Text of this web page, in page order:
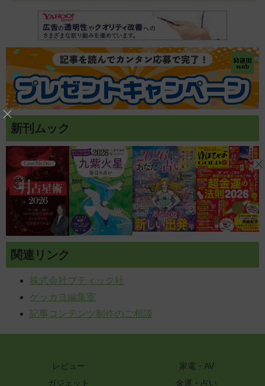
暗・精細感で臨場
感溢れる映像が楽
しめる
「AQUOS 4Kレ
コーダー 4B-
C40BT3 」
新刊ムック
関連リンク
株式会社ブティック社
ゲッカヨ編集室
記事コンテンツ制作のご相談
レビュー
家電・AV
ガジェット
金運・占い